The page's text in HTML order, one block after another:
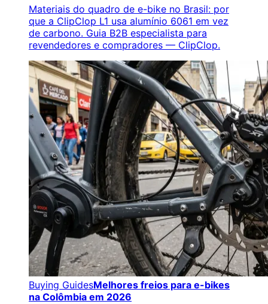
Materiais do quadro de e-bike no Brasil: por
que a ClipClop L1 usa alumínio 6061 em vez
de carbono. Guia B2B especialista para
revendedores e compradores — ClipClop.
Buying GuidesMelhores freios para e-bikes
na Colômbia em 2026